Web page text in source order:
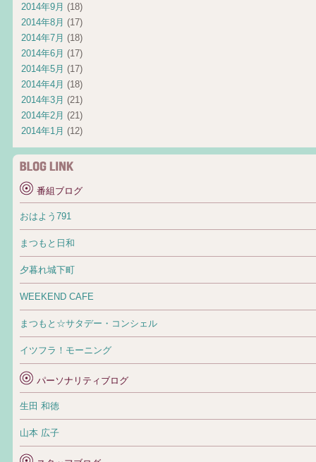
2014年9月 (18)
2014年8月 (17)
2014年7月 (18)
2014年6月 (17)
2014年5月 (17)
2014年4月 (18)
2014年3月 (21)
2014年2月 (21)
2014年1月 (12)
番組ブログ
おはよう791
まつもと日和
夕暮れ城下町
WEEKEND CAFE
まつもと☆サタデー・コンシェル
イツフラ！モーニング
パーソナリティブログ
生田 和徳
山本 広子